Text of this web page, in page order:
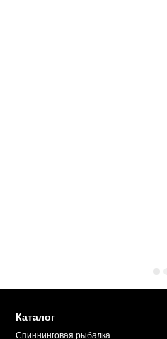
Каталог
Спиннинговая рыбалка